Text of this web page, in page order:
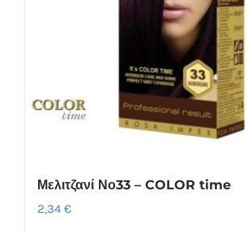
Μελιτζανί Νο33 – COLOR time
2,34 €